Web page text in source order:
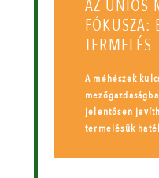
AZ UNIÓS
FÓKUSZA:
TERMELÉS
A méhészek
jelentősen
termelésük